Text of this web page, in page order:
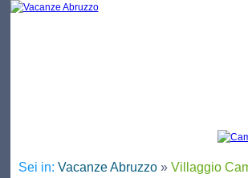
Sei in: Vacanze Abruzzo» Villaggio